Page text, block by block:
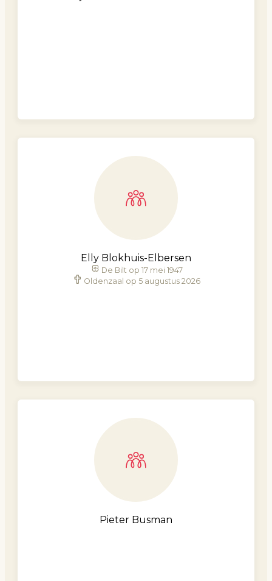
Elly Blokhuis-Elbersen
De Bilt op 17 mei 1947
Oldenzaal op 5 augustus 2026
Pieter Busman